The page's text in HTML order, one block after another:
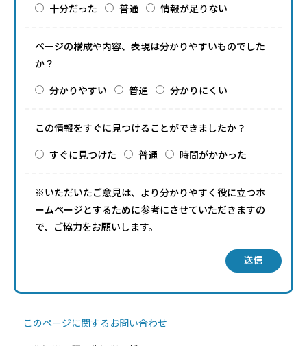
十分だった
普通 情報が足りない
ページの構成や内容、表現は分かりやすいものでした
か？
分かりやすい
普通 分かりにくい
この情報をすぐに見つけることができましたか？
すぐに見つけた
普通 時間がかかった
※いただいたご意見は、より分かりやすく役に立つホ
ームページとするために参考にさせていただきますの
で、ご協力をお願いします。
送信
このページに関するお問い合わせ